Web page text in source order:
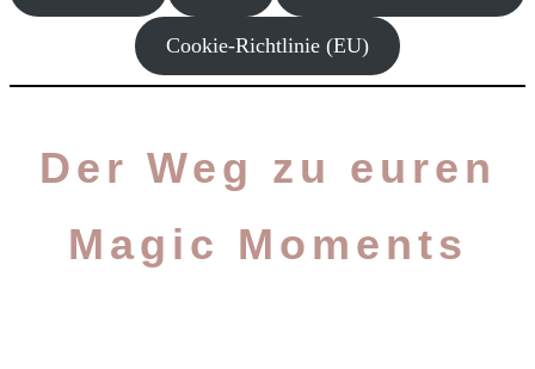
Cookie-Richtlinie (EU)
Der Weg zu euren
Magic Moments